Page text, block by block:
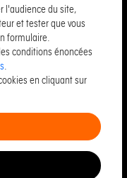
l'audience du site,
et tester que vous
formulaire.
conditions énoncées
.
en cliquant sur
byBillie.immo